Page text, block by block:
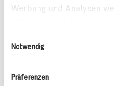
Werbung und Analysen
führen diese
bereitgestellt haben oder
Notwendig
Präferenzen
Gurkensalat und